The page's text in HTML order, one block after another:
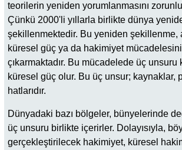
teorilerin yeniden yorumlanmasını zorunlu
Çünkü 2000'li yıllarla birlikte dünya
şekillenmektedir. Bu yeniden şekillenme,
küresel güç ya da hakimiyet
çıkarmaktadır. Bu mücadelede üç unsuru
küresel güç olur. Bu üç unsur; kaynaklar,
hatlarıdır.
Dünyadaki bazı bölgeler, bünyelerinde
üç unsuru birlikte içerirler. Dolayısıyla,
gerçekleştirilecek hakimiyet, küresel